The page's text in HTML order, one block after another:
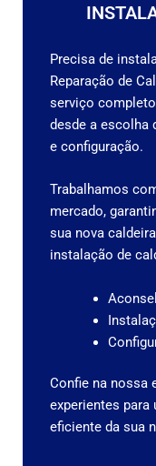
Precisa de
Reparação de
serviço
desde a escolha
e configuração.
Trabalhamos
mercado,
sua nova
instalação de
Confie na nossa
experientes para
eficiente da sua